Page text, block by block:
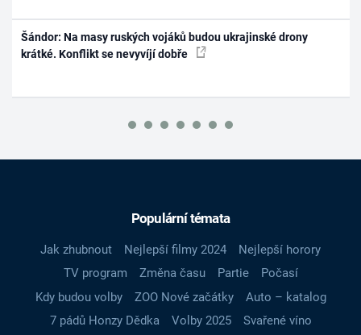
Šándor: Na masy ruských vojáků budou ukrajinské drony
krátké. Konflikt se nevyvíjí dobře
Populární témata
Jak zhubnout Nejlepší filmy 2024
Nejlepší horory
TV program
Změna času Partie
Počasí
Kdy budou volby
ZOO Nové začátky
Auto – katalog
7 pádů Honzy Dědka
Volby 2025
Svařené víno